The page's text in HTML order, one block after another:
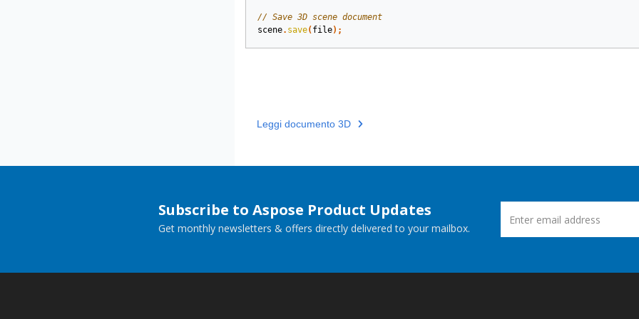
// Save 3D scene document
scene. save( file);
Leggi documento 3D
Subscribe to Aspose Product Updates
Get monthly newsletters & offers directly delivered to your mailbox.